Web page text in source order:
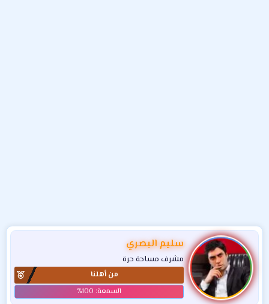
سليم البصري
مشرف مساحة حرة
من أهلنا